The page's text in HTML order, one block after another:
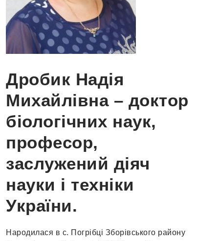
Дробик Надія
Михайлівна – доктор
біологічних наук,
професор,
заслужений діяч
науки і техніки
України.
Народилася в с. Погрібці Зборівського району